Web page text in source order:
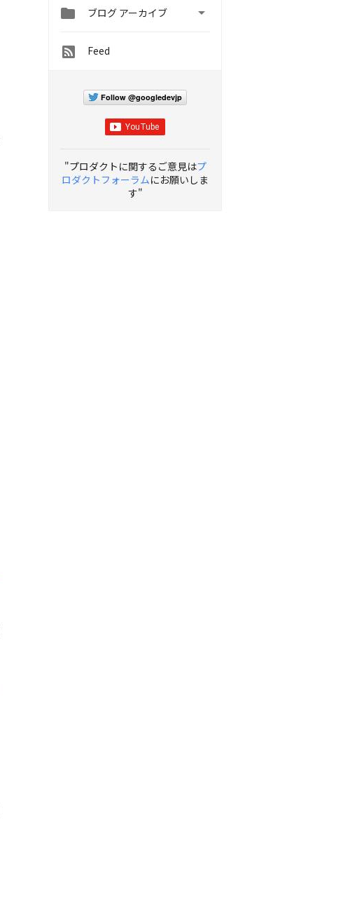
 ブログ アーカイブ 
Feed
Follow @googledevjp
"プロダクトに関するご意見はプ
ロダクトフォーラムにお願いしま
す"